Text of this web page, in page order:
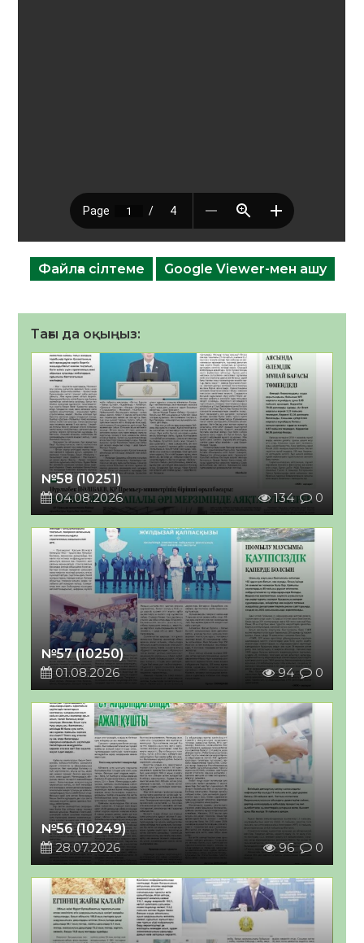
Файлға сілтеме Google Viewer-мен ашу
Тағы да оқыңыз:
№58 (10251)
04.08.2026
134 0
№57 (10250)
01.08.2026
94 0
№56 (10249)
28.07.2026
96 0